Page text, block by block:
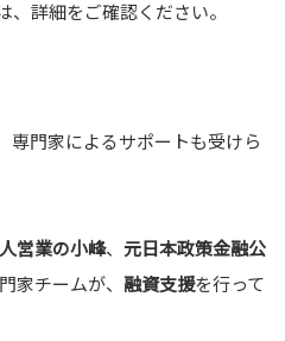
詳細をご確認ください。
専門家によるサポートも受けら
営業の小峰、 元日本政策金融公
家チームが、 融資支援を行って